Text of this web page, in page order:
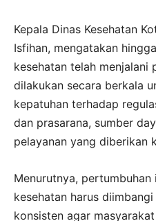
Kepala Dinas Kesehatan
Isfihan, mengatakan
kesehatan telah menjalani
dilakukan secara berkala
kepatuhan terhadap
dan prasarana, sumber
pelayanan yang diberikan
Menurutnya,
kesehatan harus
konsisten agar